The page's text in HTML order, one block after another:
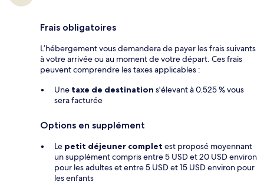
Frais obligatoires
L’hébergement vous demandera de payer les frais suivants
à votre arrivée ou au moment de votre départ. Ces frais
peuvent comprendre les taxes applicables :
Une taxe de destination s'élevant à 0.525 % vous
sera facturée
Options en supplément
Le petit déjeuner complet est proposé moyennant
un supplément compris entre 5 USD et 20 USD environ
pour les adultes et entre 5 USD et 15 USD environ pour
les enfants